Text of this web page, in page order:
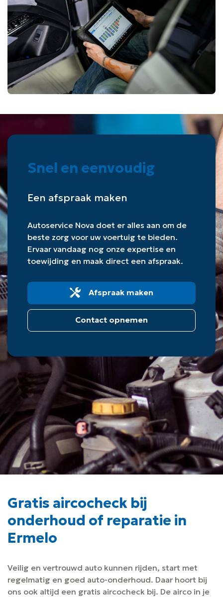
Snel en eenvoudig
Een afspraak maken
Autoservice Nova doet er alles aan om de
beste zorg voor uw voertuig te bieden.
Ervaar vandaag nog onze expertise en
toewijding en maak direct een afspraak.
Afspraak maken
Contact opnemen
Gratis aircocheck bij
onderhoud of reparatie in
Ermelo
Veilig en vertrouwd auto kunnen rijden, start met
regelmatig en goed auto-onderhoud. Daar hoort bij
ons ook altijd een gratis aircocheck bij. De airco in je